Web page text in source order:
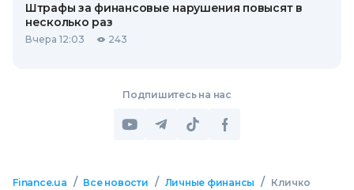
Штрафы за финансовые нарушения повысят в
несколько раз
Вчера 12:03 243
Подпишитесь на нас
Finance.ua / Все новости / Личные финансы /
Кличко